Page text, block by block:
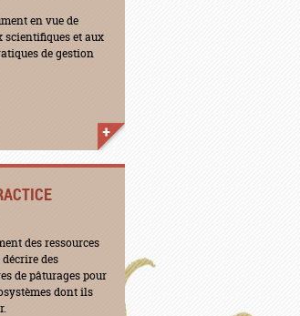
en vue de
scientifiques et aux
de gestion
des ressources
des
de pâturages pour
dont ils